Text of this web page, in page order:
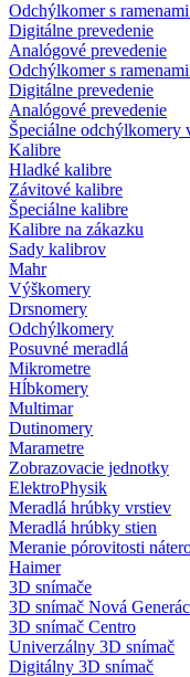
Odchýlkomer s
Digitálne prevedenie
Analógové prevedenie
Odchýlkomer s
Digitálne prevedenie
Analógové prevedenie
Špeciálne odchýlkomery
Kalibre
Hladké kalibre
Závitové kalibre
Špeciálne kalibre
Kalibre na zákazku
Sady kalibrov
Mahr
Výškomery
Drsnomery
Odchýlkomery
Posuvné meradlá
Mikrometre
Hĺbkomery
Multimar
Dutinomery
Marametre
Zobrazovacie jednotky
ElektroPhysik
Meradlá hrúbky vrstiev
Meradlá hrúbky stien
Meranie pórovitosti
Haimer
3D snímače
3D snímač Nová
3D snímač Centro
Univerzálny 3D snímač
Digitálny 3D snímač